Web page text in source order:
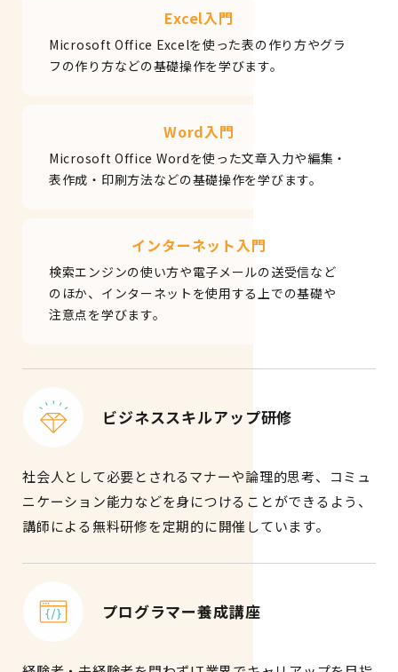
Excel入門
Microsoft Office Excelを使った表の作り方やグラ
フの作り方などの基礎操作を学びます。
Word入門
Microsoft Office Wordを使った文章入力や編集・
表作成・印刷方法などの基礎操作を学びます。
インターネット入門
検索エンジンの使い方や電子メールの送受信など
のほか、インターネットを使用する上での基礎や
注意点を学びます。
ビジネススキルアップ研修
社会人として必要とされるマナーや論理的思考、コミュ
ニケーション能力などを身につけることができるよう、
講師による無料研修を定期的に開催しています。
プログラマー養成講座